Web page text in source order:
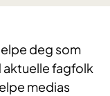
deg som
aktuelle fagfolk
medias